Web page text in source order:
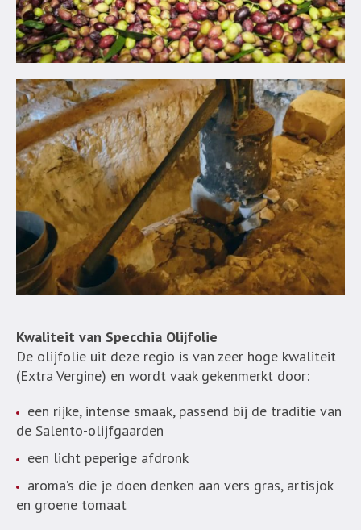
Kwaliteit van Specchia Olijfolie
De olijfolie uit deze regio is van zeer hoge kwaliteit
(Extra Vergine) en wordt vaak gekenmerkt door:
een rijke, intense smaak, passend bij de traditie van
de Salento-olijfgaarden
een licht peperige afdronk
aroma’s die je doen denken aan vers gras, artisjok
en groene tomaat